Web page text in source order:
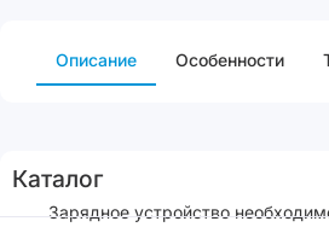
Каталог
Описание Особенности
Зарядное устройство